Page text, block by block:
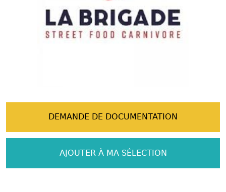
DEMANDE DE DOCUMENTATION
AJOUTER À MA SÉLECTION